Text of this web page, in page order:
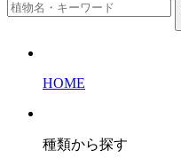
HOME
種類から探す